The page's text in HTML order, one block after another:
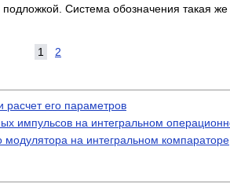
Система обозначения такая
1 2
расчет его параметров
импульсов на интегральном
на интегральном компараторе